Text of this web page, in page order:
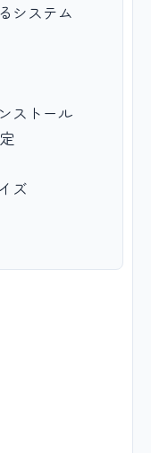
システム
ストール
ズ